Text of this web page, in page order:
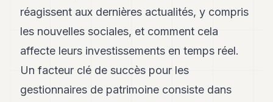
réagissent aux dernières actualités, y compris
les nouvelles sociales, et comment cela
affecte leurs investissements en temps réel.
Un facteur clé de succès pour les
gestionnaires de patrimoine consiste dans